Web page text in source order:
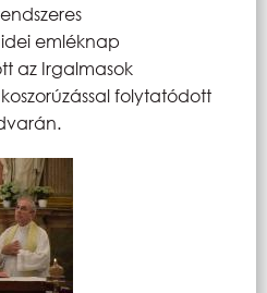
emléknap
az Irgalmasok
folytatódott